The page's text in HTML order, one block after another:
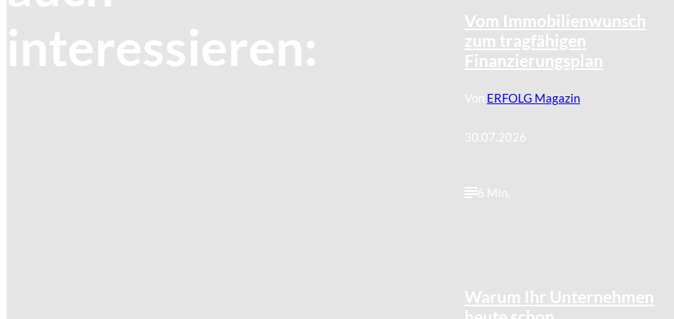
interessieren:
Vom Immobilienwunsch
zum tragfähigen
Finanzierungsplan
Von ERFOLG Magazin
30.07.2026
6 Min.
Warum Ihr Unternehmen